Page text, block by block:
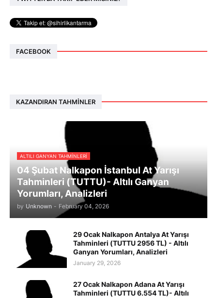
FACEBOOK
KAZANDIRAN TAHMINLER
ALTILI GANYAN TAHMINLERI
04 Şubat Nalkapon İstanbul At Yarışı
Tahminleri (TUTTU)- Altılı Ganyan
Yorumları, Analizleri
by Unknown - February 04, 2026
29 Ocak Nalkapon Antalya At Yarışı
Tahminleri (TUTTU 2956 TL) - Altılı
Ganyan Yorumları, Analizleri
January 29, 2026
27 Ocak Nalkapon Adana At Yarışı
Tahminleri (TUTTU 6.554 TL)- Altılı